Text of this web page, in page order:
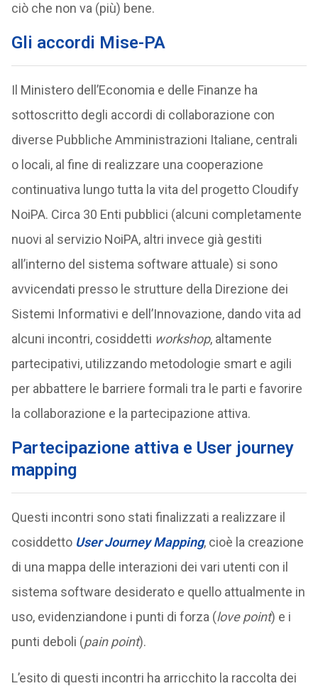
ciò che non va (più) bene.
Gli accordi Mise-PA
Il Ministero dell’Economia e delle Finanze ha
sottoscritto degli accordi di collaborazione con
diverse Pubbliche Amministrazioni Italiane, centrali
o locali, al fine di realizzare una cooperazione
continuativa lungo tutta la vita del progetto Cloudify
NoiPA. Circa 30 Enti pubblici (alcuni completamente
nuovi al servizio NoiPA, altri invece già gestiti
all’interno del sistema software attuale) si sono
avvicendati presso le strutture della Direzione dei
Sistemi Informativi e dell’Innovazione, dando vita ad
alcuni incontri, cosiddetti workshop, altamente
partecipativi, utilizzando metodologie smart e agili
per abbattere le barriere formali tra le parti e favorire
la collaborazione e la partecipazione attiva.
Partecipazione attiva e User journey
mapping
Questi incontri sono stati finalizzati a realizzare il
cosiddetto User Journey Mapping, cioè la creazione
di una mappa delle interazioni dei vari utenti con il
sistema software desiderato e quello attualmente in
uso, evidenziandone i punti di forza (love point) e i
punti deboli (pain point).
L’esito di questi incontri ha arricchito la raccolta dei